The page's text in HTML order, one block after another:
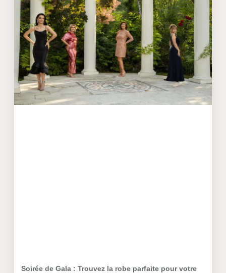
Soirée de Gala : Trouvez la robe parfaite pour votre